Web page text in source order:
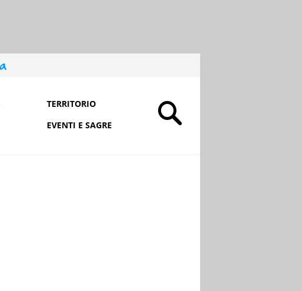
TERRITORIO
EVENTI E SAGRE